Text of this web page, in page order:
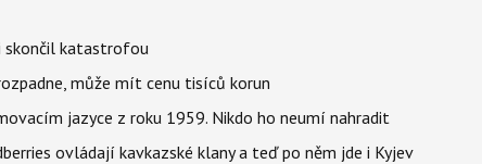
skončil katastrofou
může mít cenu tisíců korun
jazyce z roku 1959. Nikdo ho neumí nahradit
ovládají kavkazské klany a teď po něm jde i Kyjev